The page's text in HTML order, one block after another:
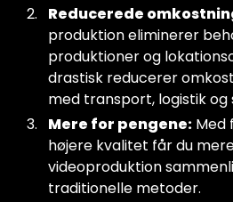
Reducerede
produktion eliminerer
produktioner og
drastisk reducerer
med transport, logistik og
Mere for pengene: Med
højere kvalitet får du
videoproduktion
traditionelle metoder.